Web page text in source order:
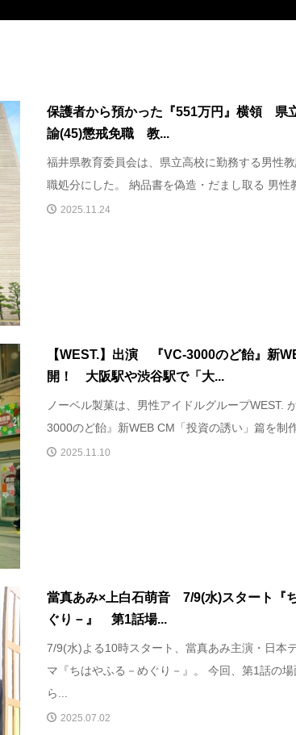
保護者から預かった『551万円』横領 県
諭(45)懲戒免職 教...
福井県教育委員会は、県立高校に勤務する男性
職処分にした。 納品書を偽造・だまし取る 男性
2025.11.24
【WEST.】出演 『VC-3000のど飴』新
開！ 大阪駅や渋谷駅で「大...
ノーベル製菓は、男性アイドルグループWEST.
3000のど飴』新WEB CM「投資の誘い」篇を制
2025.11.10
當真あみ×上白石萌音 7/9(水)スタート『
ぐり－』 第1話場...
7/9(水)よる10時スタート、當真あみ主演・日本
マ『ちはやふる－めぐり－』。 今回、第1話の
ら...
2025.07.02